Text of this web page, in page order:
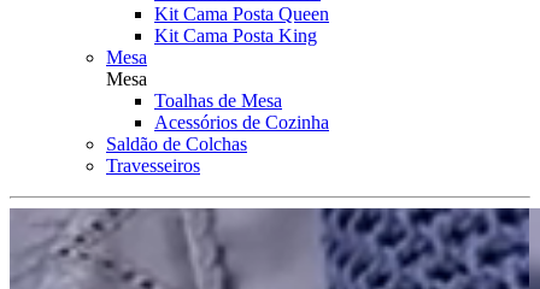
Kit Cama Posta Queen
Kit Cama Posta King
Mesa
Mesa
Toalhas de Mesa
Acessórios de Cozinha
Saldão de Colchas
Travesseiros